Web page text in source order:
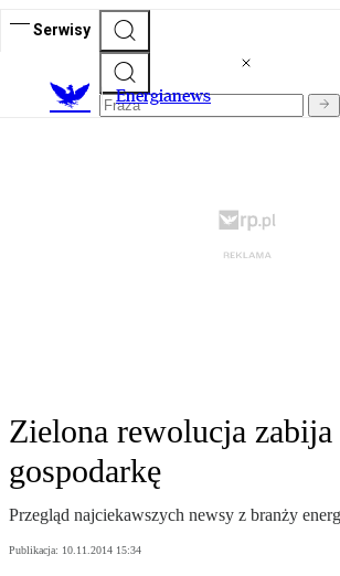
Serwisy
Energianews
Zielona rewolucja zabija
gospodarkę
Przegląd najciekawszych newsy z branży
Publikacja: 10.11.2014 15:34